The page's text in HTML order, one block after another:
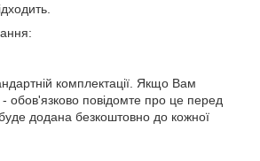
комплектації. Якщо Вам
- обов'язково повідомте про це перед
додана безкоштовно до кожної